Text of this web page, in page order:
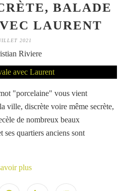
BALADE
LAURENT
2021
Riviere
"porcelaine" vous vient
ville, discrète voire même secrète,
de nombreux beaux
ses quartiers anciens sont
plus